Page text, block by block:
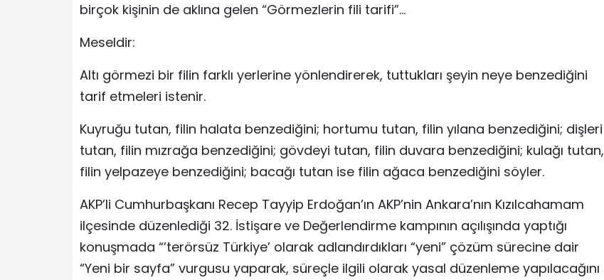
birçok kişinin de aklına gelen “Görmezlerin fili tarifi”…
Meseldir:
Altı görmezi bir filin farklı yerlerine yönlendirerek, tuttukları şeyin neye benzediğini
tarif etmeleri istenir.
Kuyruğu tutan, filin halata benzediğini; hortumu tutan, filin yılana benzediğini; dişleri
tutan, filin mızrağa benzediğini; gövdeyi tutan, filin duvara benzediğini; kulağı tutan,
filin yelpazeye benzediğini; bacağı tutan ise filin ağaca benzediğini söyler.
AKP’li Cumhurbaşkanı Recep Tayyip Erdoğan’ın AKP’nin Ankara’nın Kızılcahamam
ilçesinde düzenlediği 32. İstişare ve Değerlendirme kampının açılışında yaptığı
konuşmada “’terörsüz Türkiye’ olarak adlandırdıkları “yeni” çözüm sürecine dair
“Yeni bir sayfa” vurgusu yaparak, süreçle ilgili olarak yasal düzenleme yapılacağını